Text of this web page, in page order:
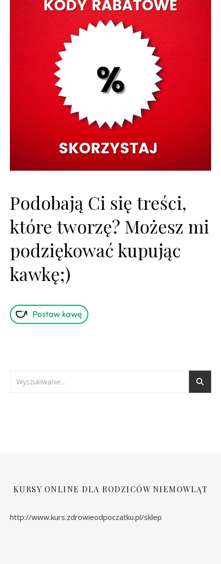
Podobają Ci się treści,
które tworzę? Możesz mi
podziękować kupując
kawkę;)
KURSY ONLINE DLA RODZICÓW NIEMOWLĄT
http://www.kurs.zdrowieodpoczatku.pl/sklep